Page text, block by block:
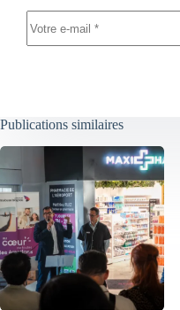
Publications similaires